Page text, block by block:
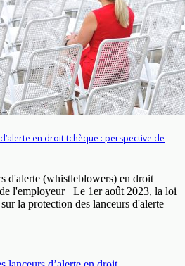
en droit tchèque : perspective de
d'alerte (whistleblowers) en droit
l'employeur Le 1er août 2023, la loi
la protection des lanceurs d'alerte